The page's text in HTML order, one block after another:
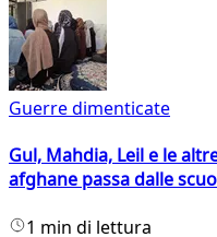
Guerre dimenticate
Gul, Mahdia, Leil e le
afghane passa dalle
1 min di lettura